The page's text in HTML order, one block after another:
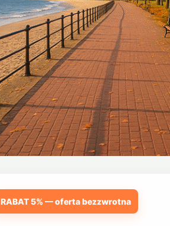
RABAT 5% — oferta bezzwrotna